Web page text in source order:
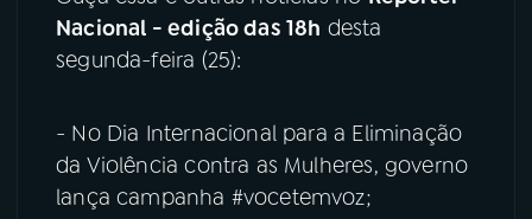
Nacional - edição das 18h desta
segunda-feira (25):
- No Dia Internacional para a Eliminação
da Violência contra as Mulheres, governo
lança campanha #vocetemvoz;